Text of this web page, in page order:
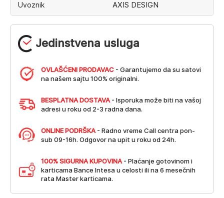
Jedinstvena usluga
OVLAŠĆENI PRODAVAC - Garantujemo da su satovi
na našem sajtu 100% originalni.
BESPLATNA DOSTAVA - Isporuka može biti na vašoj
adresi u roku od 2-3 radna dana.
ONLINE PODRŠKA - Radno vreme Call centra pon-
sub 09-16h. Odgovor na upit u roku od 24h.
100% SIGURNA KUPOVINA - Plaćanje gotovinom i
karticama Bance Intesa u celosti ili na 6 mesečnih
rata Master karticama.
Uvoznik AXIS DESIGN